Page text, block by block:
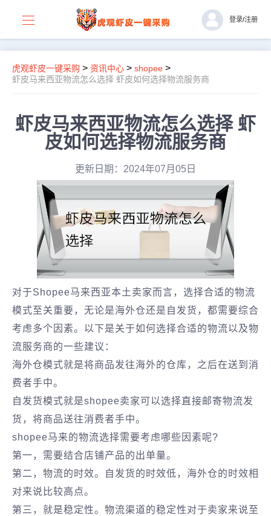
登录/注册
虎观虾皮一键采购 > 资讯中心 > shopee >
虾皮马来西亚物流怎么选择 虾皮如何选择物流服务商
虾皮马来西亚物流怎么选择 虾
皮如何选择物流服务商
更新日期：2024年07月05日
对于Shopee马来西亚本土卖家而言，选择合适的物流
模式至关重要，无论是海外仓还是自发货，都需要综合
考虑多个因素。以下是关于如何选择合适的物流以及物
流服务商的一些建议：
海外仓模式就是将商品发往海外的仓库，之后在送到消
费者手中。
自发货模式就是shopee卖家可以选择直接邮寄物流发
货，将商品送往消费者手中。
shopee马来的物流选择需要考虑哪些因素呢?
第一，需要结合店铺产品的出单量。
第二，物流的时效。自发货的时效低，海外仓的时效相
对来说比较高点。
第三，就是稳定性。物流渠道的稳定性对于卖家来说至